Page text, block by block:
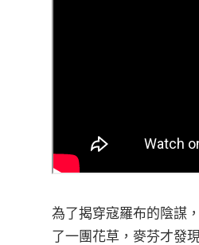
為了揭穿寇羅布的陰謀
了一團花草，麥芬才發